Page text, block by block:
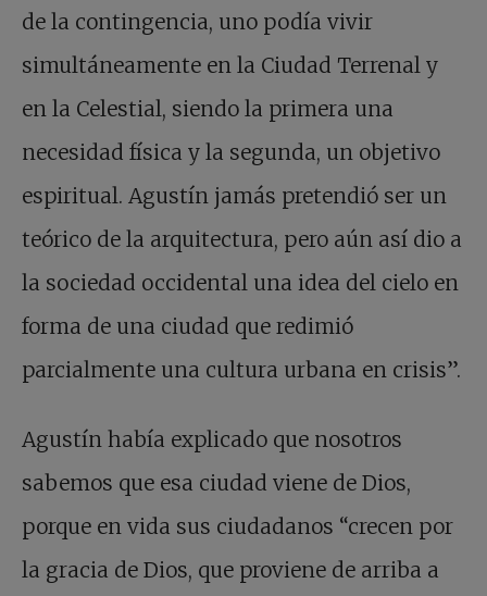
de la contingencia, uno podía vivir
simultáneamente en la Ciudad Terrenal y
en la Celestial, siendo la primera una
necesidad física y la segunda, un objetivo
espiritual. Agustín jamás pretendió ser un
teórico de la arquitectura, pero aún así dio a
la sociedad occidental una idea del cielo en
forma de una ciudad que redimió
parcialmente una cultura urbana en crisis”.
Agustín había explicado que nosotros
sabemos que esa ciudad viene de Dios,
porque en vida sus ciudadanos “crecen por
la gracia de Dios, que proviene de arriba a